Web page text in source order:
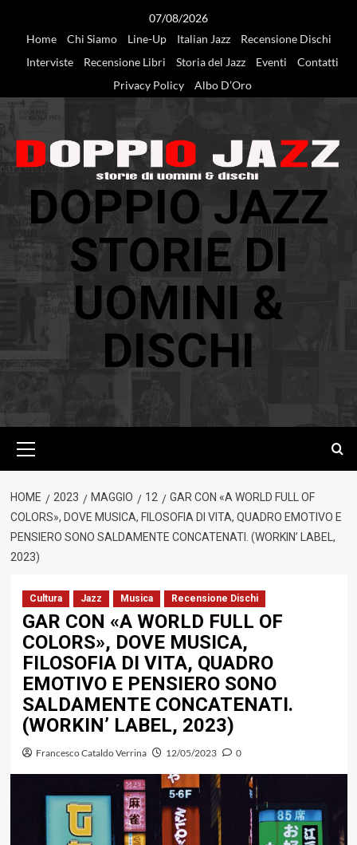
07/08/2026
Home
Chi Siamo Line-Up Italian Jazz
Recensione Dischi
Interviste
Recensione Libri Storia del Jazz Eventi
Contatti
Privacy Policy
Albo D’Oro
DOPPIO JAZZ
STORIE DI
UOMINI &
DISCHI
principale
HOME 2023 MAGGIO 12
GAR CON «A WORLD FULL OF
COLORS», DOVE MUSICA, FILOSOFIA DI VITA, QUADRO EMOTIVO E
PENSIERO SONO SALDAMENTE CONCATENATI. (WORKIN’ LABEL,
2023)
Cultura Jazz Musica Recensione Dischi
GAR CON «A WORLD FULL OF
COLORS», DOVE MUSICA,
FILOSOFIA DI VITA, QUADRO
EMOTIVO E PENSIERO SONO
SALDAMENTE CONCATENATI.
(WORKIN’ LABEL, 2023)
Francesco Cataldo Verrina 12/05/2023 0